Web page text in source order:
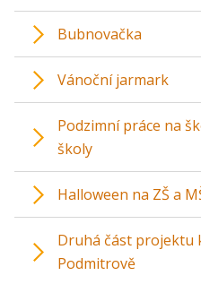
Bubnovačka
Vánoční jarmark
Podzimní práce na
školy
Halloween na ZŠ a
Druhá část projektu
Podmitrově